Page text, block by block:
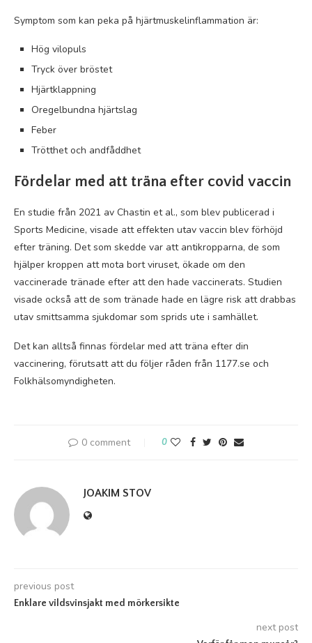
Symptom som kan peka på hjärtmuskelinflammation är:
Hög vilopuls
Tryck över bröstet
Hjärtklappning
Oregelbundna hjärtslag
Feber
Trötthet och andfåddhet
Fördelar med att träna efter covid vaccin
En studie från 2021 av Chastin et al., som blev publicerad i
Sports Medicine, visade att effekten utav vaccin blev förhöjd
efter träning. Det som skedde var att antikropparna, de som
hjälper kroppen att mota bort viruset, ökade om den
vaccinerade tränade efter att den hade vaccinerats. Studien
visade också att de som tränade hade en lägre risk att drabbas
utav smittsamma sjukdomar som sprids ute i samhället.
Det kan alltså finnas fördelar med att träna efter din
vaccinering, förutsatt att du följer råden från 1177.se och
Folkhälsomyndigheten.
0 comment 0
JOAKIM STOV
previous post
Enklare vildsvinsjakt med mörkersikte
next post